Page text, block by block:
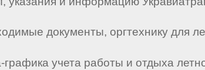
документы, оргтехнику для
учета работы и отдыха